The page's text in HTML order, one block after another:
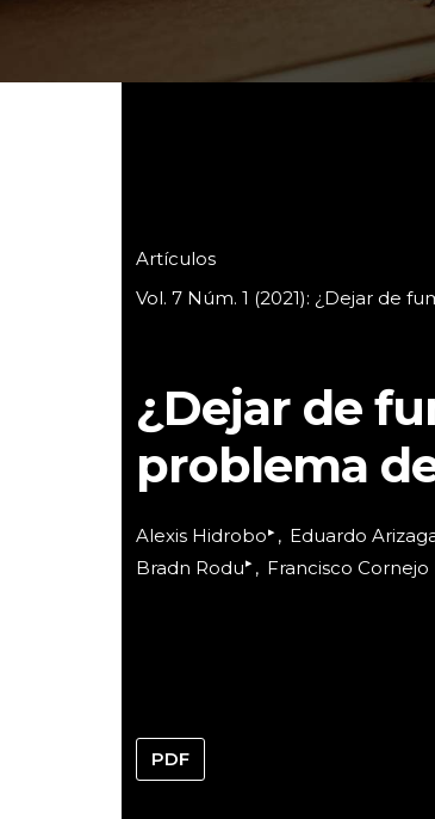
Menú principal
Artículos
Vol. 7 Núm. 1 (2021): ¿Dejar de
¿Dejar de
problema
Alexis Hidrobo▸ Eduardo
Bradn Rodu▸ Francisco Cornejo
PDF